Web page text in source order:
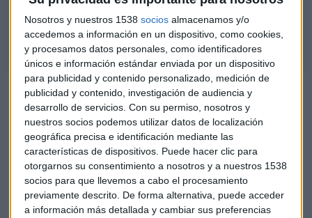
Nosotros y nuestros 1538 socios almacenamos y/o
accedemos a información en un dispositivo, como cookies,
y procesamos datos personales, como identificadores
únicos e información estándar enviada por un dispositivo
para publicidad y contenido personalizado, medición de
publicidad y contenido, investigación de audiencia y
desarrollo de servicios. Con su permiso, nosotros y
nuestros socios podemos utilizar datos de localización
geográfica precisa e identificación mediante las
características de dispositivos. Puede hacer clic para
otorgarnos su consentimiento a nosotros y a nuestros 1538
socios para que llevemos a cabo el procesamiento
previamente descrito. De forma alternativa, puede acceder
a información más detallada y cambiar sus preferencias
portavoz en España
Entrevista con Jesús Presa, portavoz de la Alianza en España
Sus planes pasan por que cerca del 50% de los modelos se
desarrollen y produzcan de forma conjunta, bajo lo que
denominan esquema 'leader-follower', para 2025. "Nos va a
permitir trabajar para encontrar la mayor rentabilidad de la
Alianza y también competitividad", explica.